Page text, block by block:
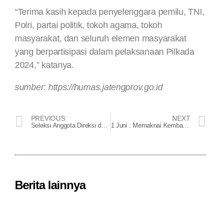
“Terima kasih kepada penyelenggara pemilu, TNI,
Polri, partai politik, tokoh agama, tokoh
masyarakat, dan seluruh elemen masyarakat
yang berpartisipasi dalam pelaksanaan Pilkada
2024,” katanya.
sumber: https://humas.jatengprov.go.id
PREVIOUS
Seleksi Anggota Direksi dan Dewan Komisaris BUMD Bidang Jasa dan Produksi
NEXT
1 Juni : Memaknai Kembali Hari Lahir Pancasila di Era Digital
Berita lainnya